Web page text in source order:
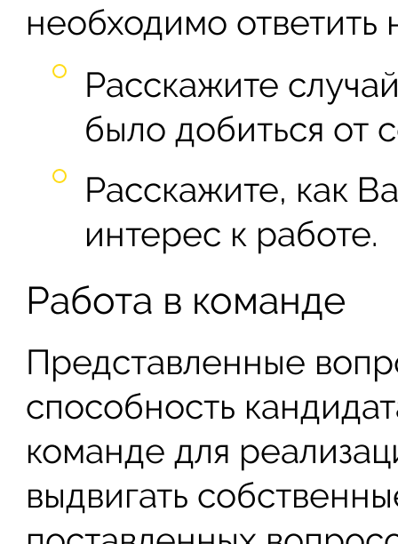
необходимо
Расскажите
было добиться от
Расскажите, как
интерес к работе.
Работа в команде
Представленные
способность
команде для
выдвигать